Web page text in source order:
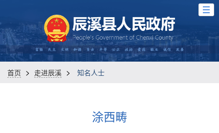
首页 > 走进辰溪 > 知名人士
涂西畴